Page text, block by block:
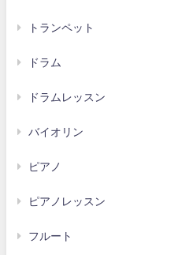
トランペット
ドラム
ドラムレッスン
バイオリン
ピアノ
ピアノレッスン
フルート